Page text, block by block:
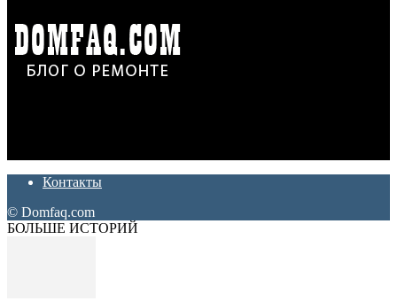
Контакты
© Domfaq.com
БОЛЬШЕ ИСТОРИЙ